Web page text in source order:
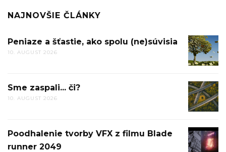
NAJNOVŠIE ČLÁNKY
A
AKO
SPOLU
Peniaze a šťastie, ako spolu (ne)súvisia
10. AUGUST 2026
SME
ČI?
Sme zaspali... či?
10. AUGUST 2026
TVORBY
Poodhalenie tvorby VFX z filmu Blade
runner 2049